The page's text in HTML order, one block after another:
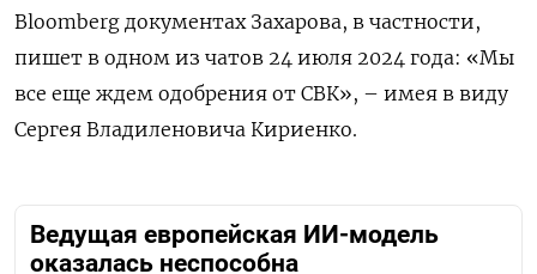
Bloomberg документах Захарова, в частности,
пишет в одном из чатов 24 июля 2024 года: «Мы
все еще ждем одобрения от СВК», – имея в виду
Сергея Владиленовича Кириенко.
Ведущая европейская ИИ-модель
оказалась неспособна